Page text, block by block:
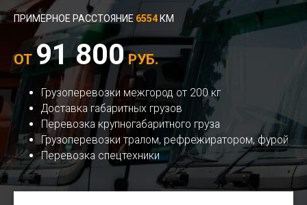
ПРИМЕРНОЕ РАССТОЯНИЕ 6554 КМ
ОТ 91 800РУБ.
Грузоперевозки межгород от 200 кг
Доставка габаритных грузов
Перевозка крупногабаритного груза
Грузоперевозки тралом, рефрежиратором, фурой
Перевозка спецтехники